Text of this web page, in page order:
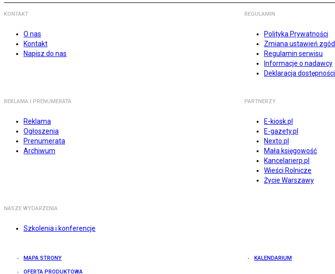
KONTAKT
O nas
Kontakt
Napisz do nas
REGULAMIN
Polityka Prywatności
Zmiana ustawień zgód
Regulamin serwisu
Informacje o nadawcy
Deklaracja dostępności
REKLAMA I PRENUMERATA
Reklama
Ogłoszenia
Prenumerata
Archiwum
PARTNERZY
E-kiosk.pl
E-gazety.pl
Nexto.pl
Mała księgowość
Kancelarierp.pl
Wieści Rolnicze
Życie Warszawy
NASZE WYDARZENIA
Szkolenia i konferencje
MAPA STRONY KALENDARIUM
OFERTA PRODUKTOWA